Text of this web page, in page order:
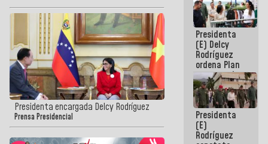
Presidenta encargada Delcy Rodríguez
Prensa Presidencial
baloncesto
por su
clasificación
a la
AmeriCup
2027
Presidenta
(E) Delcy
Rodríguez
ordena Plan
maestro de
desarrollo
logístico y
turístico
para La
Guaira
Presidenta
(E)
Rodríguez